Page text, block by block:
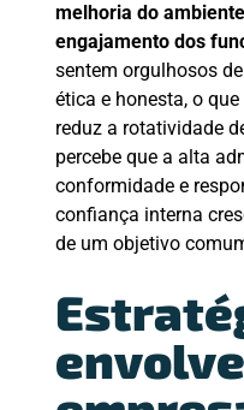
melhoria do
engajamento dos
sentem orgulhosos
ética e honesta, o
reduz a rotatividade
percebe que a alta
conformidade e
confiança interna
de um objetivo